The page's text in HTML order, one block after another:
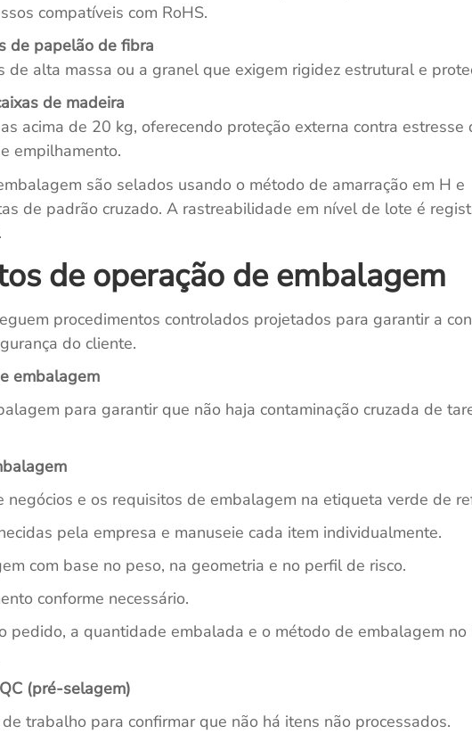
compatíveis com RoHS.
de papelão de fibra
de alta massa ou a granel que exigem rigidez estrutural e
de madeira
acima de 20 kg, oferecendo proteção externa contra estresse
empilhamento.
são selados usando o método de amarração em H e
de padrão cruzado. A rastreabilidade em nível de lote é
de operação de embalagem
procedimentos controlados projetados para garantir a
do cliente.
embalagem
para garantir que não haja contaminação cruzada de
negócios e os requisitos de embalagem na etiqueta verde de
pela empresa e manuseie cada item individualmente.
com base no peso, na geometria e no perfil de risco.
conforme necessário.
pedido, a quantidade embalada e o método de embalagem no
(pré-selagem)
trabalho para confirmar que não há itens não processados.